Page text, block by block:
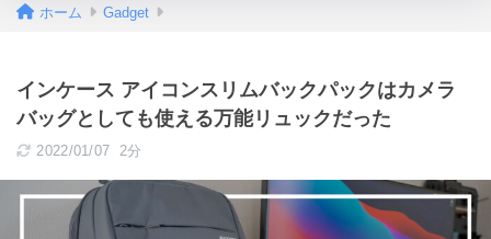
ホーム Gadget
インケース アイコンスリムバックパックはカメラ
バッグとしても使える万能リュックだった
2022/01/07 2分